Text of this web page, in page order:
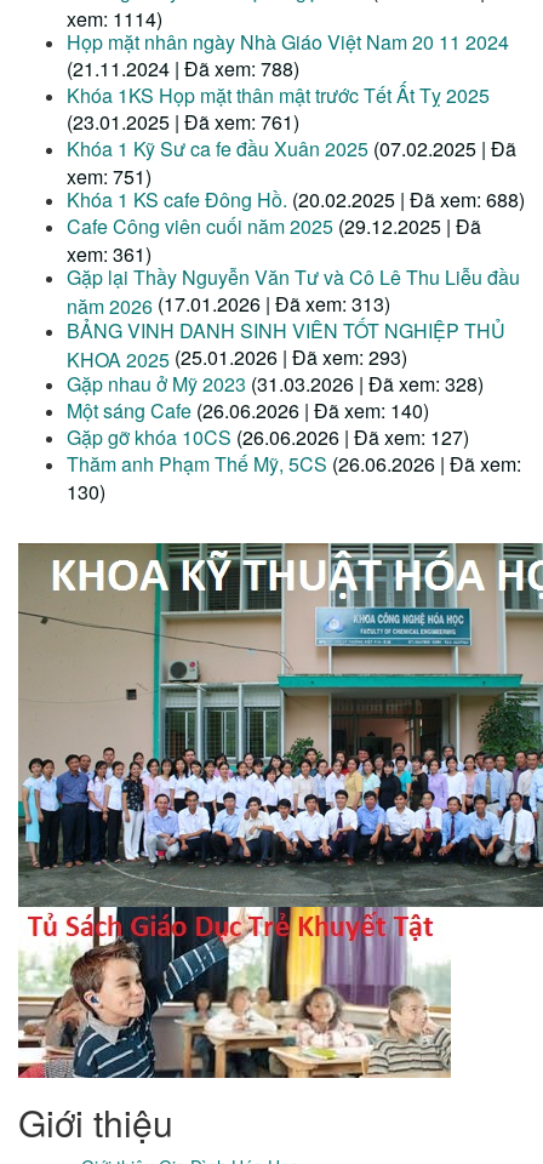
xem: 1114)
Họp mặt nhân ngày Nhà Giáo Việt Nam 20 11 2024
(21.11.2024 | Đã xem: 788)
Khóa 1KS Họp mặt thân mật trước Tết Ất Tỵ 2025
(23.01.2025 | Đã xem: 761)
Khóa 1 Kỹ Sư ca fe đầu Xuân 2025 (07.02.2025 | Đã
xem: 751)
Khóa 1 KS cafe Đông Hồ. (20.02.2025 | Đã xem: 688)
Cafe Công viên cuối năm 2025 (29.12.2025 | Đã
xem: 361)
Gặp lại Thầy Nguyễn Văn Tư và Cô Lê Thu Liễu đầu
năm 2026 (17.01.2026 | Đã xem: 313)
BẢNG VINH DANH SINH VIÊN TỐT NGHIỆP THỦ
KHOA 2025 (25.01.2026 | Đã xem: 293)
Gặp nhau ở Mỹ 2023 (31.03.2026 | Đã xem: 328)
Một sáng Cafe (26.06.2026 | Đã xem: 140)
Gặp gỡ khóa 10CS (26.06.2026 | Đã xem: 127)
Thăm anh Phạm Thế Mỹ, 5CS (26.06.2026 | Đã xem:
130)
Giới thiệu